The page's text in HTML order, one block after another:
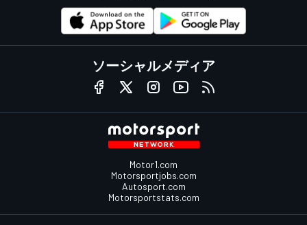
ソーシャルメディア
Motor1.com
Motorsportjobs.com
Autosport.com
Motorsportstats.com